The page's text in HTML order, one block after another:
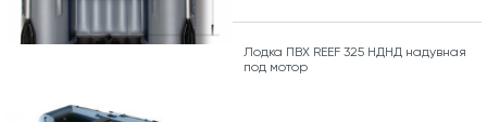
Лодка ПВХ REEF 325 НДНД надувная
под мотор